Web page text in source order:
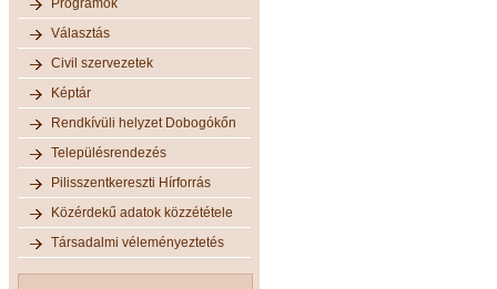
Választás
Civil szervezetek
Képtár
Rendkívüli helyzet Dobogókőn
Településrendezés
Pilisszentkereszti Hírforrás
Közérdekű adatok közzététele
Társadalmi véleményeztetés